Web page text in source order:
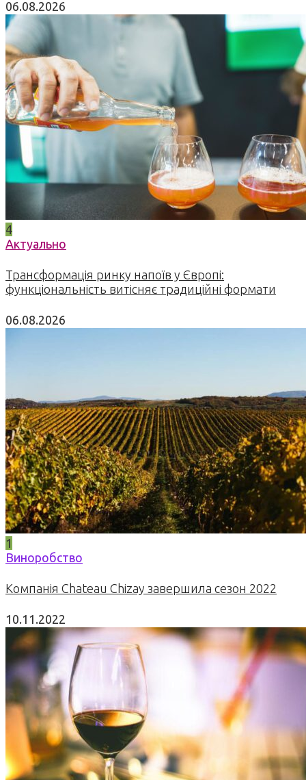
06.08.2026
4
Актуально
Трансформація ринку напоїв у Європі:
функціональність витісняє традиційні формати
06.08.2026
1
Виноробство
Компанія Chateau Chizay завершила сезон 2022
10.11.2022